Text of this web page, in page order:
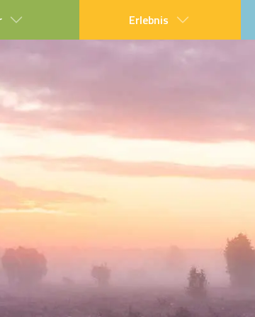
Erlebnis